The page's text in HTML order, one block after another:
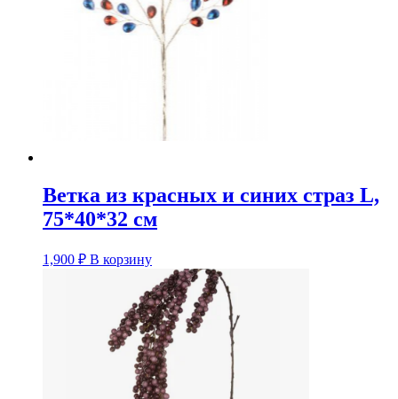
Ветка из красных и синих страз L,
75*40*32 см
1,900 ₽ В корзину